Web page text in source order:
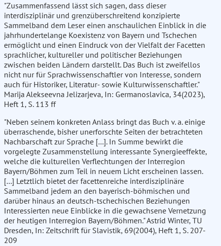
"Zusammenfassend lässt sich sagen, dass dieser
interdisziplinär und grenzüberschreitend konzipierte
Sammelband dem Leser einen anschaulichen Einblick in die
jahrhundertelange Koexistenz von Bayern und Tschechen
ermöglicht und einen Eindruck von der Vielfalt der Facetten
sprachlicher, kultureller und politischer Beziehungen
zwischen beiden Ländern darstellt. Das Buch ist zweifellos
nicht nur für Sprachwissenschaftler von Interesse, sondern
auch für Historiker, Literatur- sowie Kulturwissenschaftler."
Marija Alekseevna Jelizarjeva, In: Germanoslavica, 34(2023),
Heft 1, S. 113 ff
"Neben seinem konkreten Anlass bringt das Buch v. a. einige
überraschende, bisher unerforschte Seiten der betrachteten
Nachbarschaft zur Sprache [...]. In Summe bewirkt die
vorgelegte Zusammenstellung interessante Synergieeffekte,
welche die kulturellen Verflechtungen der Interregion
Bayern/Böhmen zum Teil in neuem Licht erscheinen lassen.
[...] Letztlich bietet der facettenreiche interdisziplinäre
Sammelband jedem an den bayerisch-böhmischen und
darüber hinaus an deutsch-tschechischen Beziehungen
Interessierten neue Einblicke in die gewachsene Vernetzung
der heutigen Interregion Bayern/Böhmen." Astrid Winter, TU
Dresden, In: Zeitschrift für Slavistik, 69(2004), Heft 1, S. 207-
209